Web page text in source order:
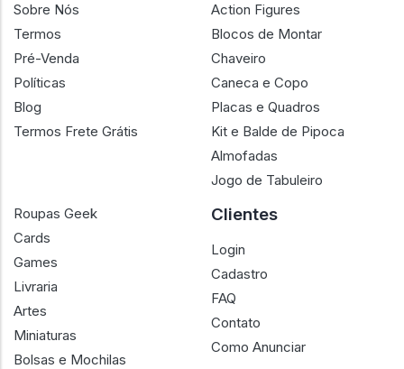
Sobre Nós
Termos
Pré-Venda
Políticas
Blog
Termos Frete Grátis
Action Figures
Blocos de Montar
Chaveiro
Caneca e Copo
Placas e Quadros
Kit e Balde de Pipoca
Almofadas
Jogo de Tabuleiro
Roupas Geek
Cards
Games
Livraria
Artes
Miniaturas
Bolsas e Mochilas
Clientes
Login
Cadastro
FAQ
Contato
Como Anunciar